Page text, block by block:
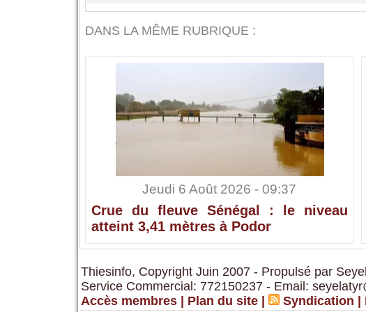
DANS LA MÊME RUBRIQUE :
Jeudi 6 Août 2026 - 09:37
Crue du fleuve Sénégal : le niveau
atteint 3,41 mètres à Podor
Thiesinfo, Copyright Juin 2007 - Propulsé par
Service Commercial: 772150237 - Email:
Accès membres | Plan du site | Syndication |